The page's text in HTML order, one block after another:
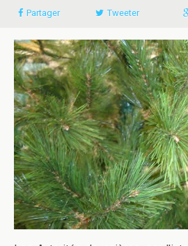
Partager Tweeter